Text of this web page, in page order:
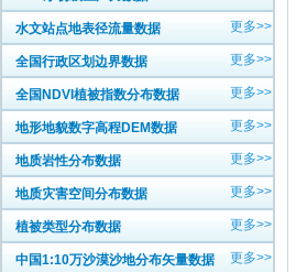
水文站点地表径流量数据 更多>>
全国行政区划边界数据 更多>>
全国NDVI植被指数分布数据 更多>>
地形地貌数字高程DEM数据 更多>>
地质岩性分布数据 更多>>
地质灾害空间分布数据 更多>>
植被类型分布数据 更多>>
中国1:10万沙漠沙地分布矢量数据 更多>>